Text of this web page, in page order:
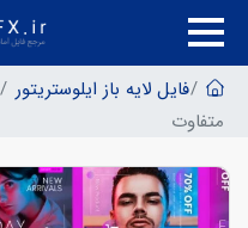
فایل لایه باز ایلوستریتور
متفاوت